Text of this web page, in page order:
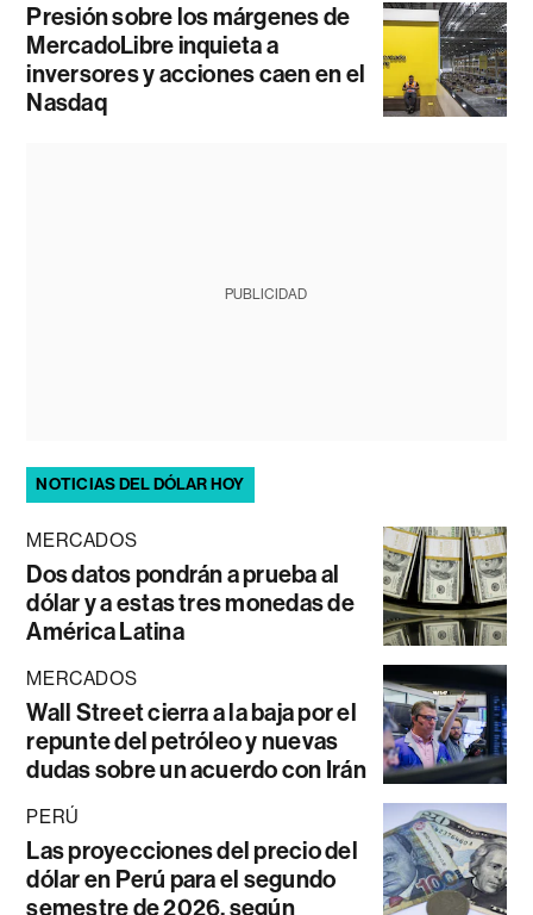
Presión sobre los márgenes de
MercadoLibre inquieta a
inversores y acciones caen en el
Nasdaq
PUBLICIDAD
NOTICIAS DEL DÓLAR HOY
MERCADOS
Dos datos pondrán a prueba al
dólar y a estas tres monedas de
América Latina
MERCADOS
Wall Street cierra a la baja por el
repunte del petróleo y nuevas
dudas sobre un acuerdo con Irán
PERÚ
Las proyecciones del precio del
dólar en Perú para el segundo
semestre de 2026, según